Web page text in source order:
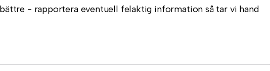
- rapportera eventuell felaktig information så tar vi hand